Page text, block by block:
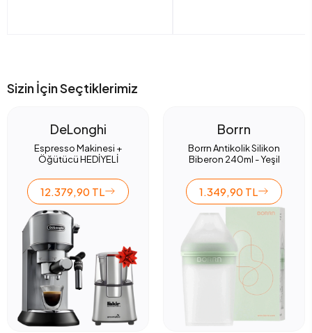
Sizin İçin Seçtiklerimiz
DeLonghi
Espresso Makinesi +
Öğütücü HEDİYELİ
12.379,90 TL
Borrn
Borrn Antikolik Silikon
Biberon 240ml - Yeşil
1.349,90 TL